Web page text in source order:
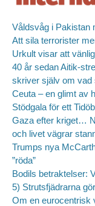
Våldsvåg i Pakistan
Att sila terrorister
Urkult visar att
40 år sedan Aitik-
skriver själv om vad
Ceuta – en glimt av
Stödgala för ett
Gaza efter kriget…
och livet vägrar
Trumps nya
”röda”
Bodils betraktelser:
5) Strutsfjädrarna
Om en eurocentrisk